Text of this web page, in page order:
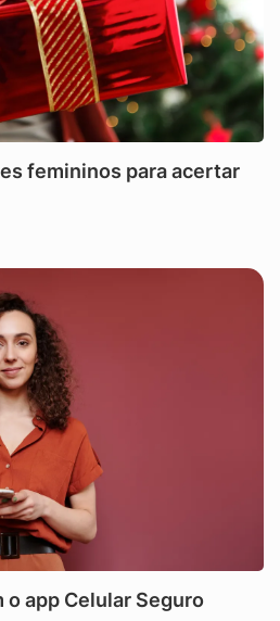
femininos para acertar
app Celular Seguro